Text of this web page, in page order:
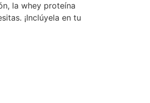
la whey proteína
¡Inclúyela en tu